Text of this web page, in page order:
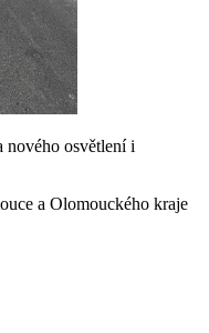
nového osvětlení i
a Olomouckého kraje